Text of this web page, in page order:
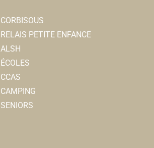
CORBISOUS
RELAIS PETITE ENFANCE
ALSH
ÉCOLES
CCAS
CAMPING
SENIORS